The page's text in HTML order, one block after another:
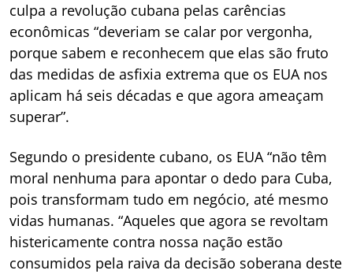
culpa a revolução cubana pelas carências
econômicas “deveriam se calar por vergonha,
porque sabem e reconhecem que elas são fruto
das medidas de asfixia extrema que os EUA nos
aplicam há seis décadas e que agora ameaçam
superar”.
Segundo o presidente cubano, os EUA “não têm
moral nenhuma para apontar o dedo para Cuba,
pois transformam tudo em negócio, até mesmo
vidas humanas. “Aqueles que agora se revoltam
histericamente contra nossa nação estão
consumidos pela raiva da decisão soberana deste